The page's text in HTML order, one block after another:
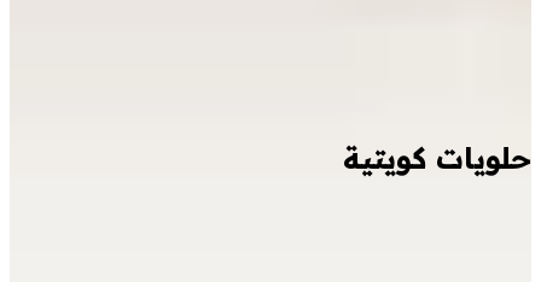
حلويات كويتية